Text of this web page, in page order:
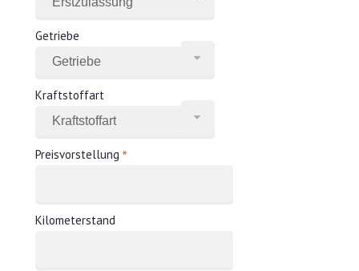
Getriebe
Kraftstoffart
Preisvorstellung *
Kilometerstand